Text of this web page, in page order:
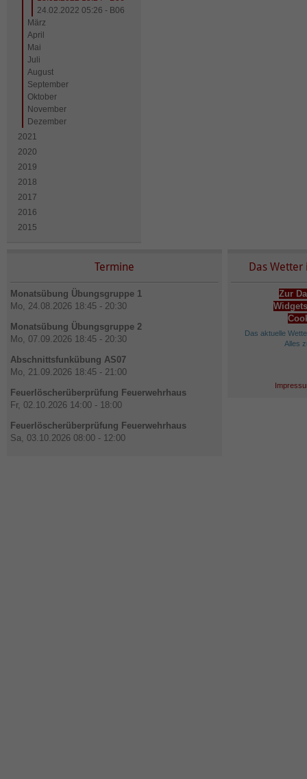
24.02.2022 05:26 - B06
März
April
Mai
Juli
August
September
Oktober
November
Dezember
2021
2020
2019
2018
2017
2016
2015
Termine
Monatsübung Übungsgruppe 1
Mo, 24.08.2026 18:45 - 20:30
Monatsübung Übungsgruppe 2
Mo, 07.09.2026 18:45 - 20:30
Abschnittsfunkübung AS07
Mo, 21.09.2026 18:45 - 21:00
Feuerlöscherüberprüfung Feuerwehrhaus
Fr, 02.10.2026 14:00 - 18:00
Feuerlöscherüberprüfung Feuerwehrhaus
Sa, 03.10.2026 08:00 - 12:00
Das Wetter
Zur
Das aktuelle
Alles